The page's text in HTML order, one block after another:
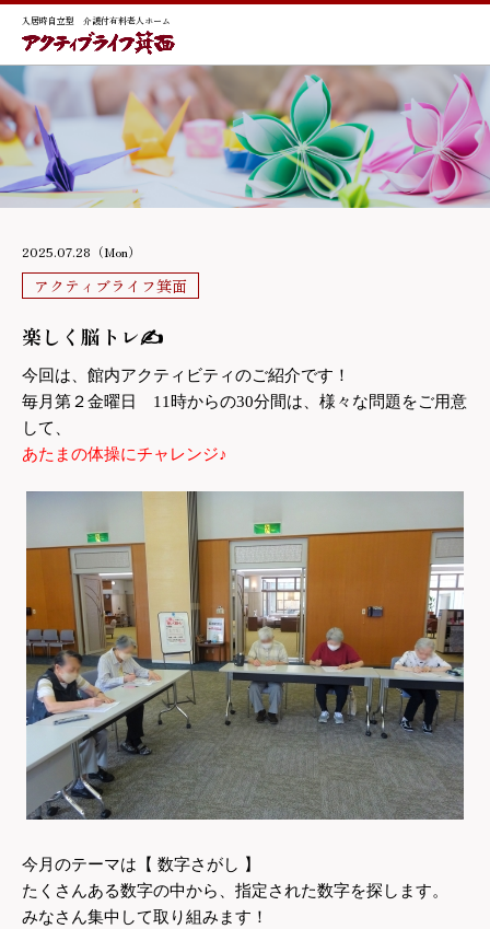
入居時自立型 介護付有料老人ホーム
2025.07.28（Mon）
アクティブライフ箕面
楽しく脳トレ✍
今回は、館内アクティビティのご紹介です！
毎月第２金曜日 11時からの30分間は、様々な問題をご用意
して、
あたまの体操にチャレンジ♪
今月のテーマは【 数字さがし 】
たくさんある数字の中から、指定された数字を探します。
みなさん集中して取り組みます！